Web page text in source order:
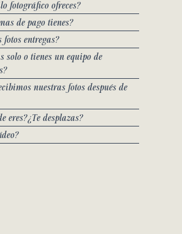
fotográfico ofreces?
de pago tienes?
fotos entregas?
solo o tienes un equipo de
nuestras fotos después de
eres?¿Te desplazas?